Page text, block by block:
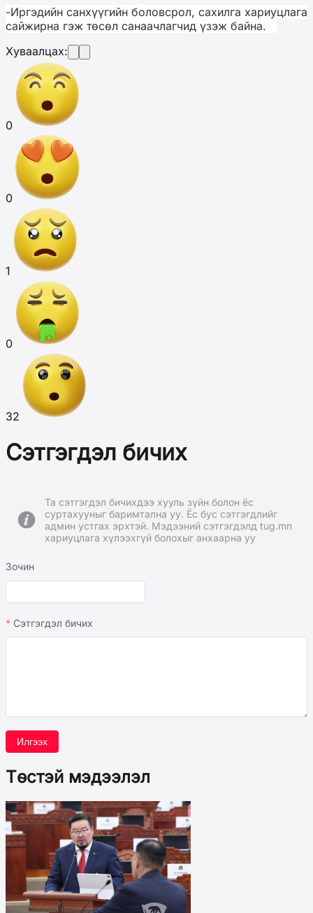
-Иргэдийн санхүүгийн боловсрол, сахилга хариуцлага
сайжирна гэж төсөл санаачлагчид үзэж байна.
Хуваалцах:
0
0
1
0
32
Сэтгэгдэл бичих
Та сэтгэгдэл бичихдээ хууль зүйн болон ёс
суртахууныг баримтална уу. Ёс бус сэтгэгдлийг
админ устгах эрхтэй. Мэдээний сэтгэгдэлд tug.mn
хариуцлага хүлээхгүй болохыг анхаарна уу
Зочин
Сэтгэгдэл бичих
Илгээх
Төстэй мэдээлэл